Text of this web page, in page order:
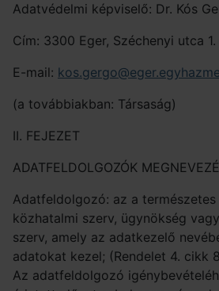
Adatvédelmi képviselő: Dr. Kós
Cím: 3300 Eger, Széchenyi utca 1.
E-mail:
(a továbbiakban: Társaság)
II. FEJEZET
ADATFELDOLGOZÓK
Adatfeldolgozó: az a
közhatalmi szerv, ügynökség
szerv, amely az adatkezelő
adatokat kezel; (Rendelet 4. cikk
Az adatfeldolgozó